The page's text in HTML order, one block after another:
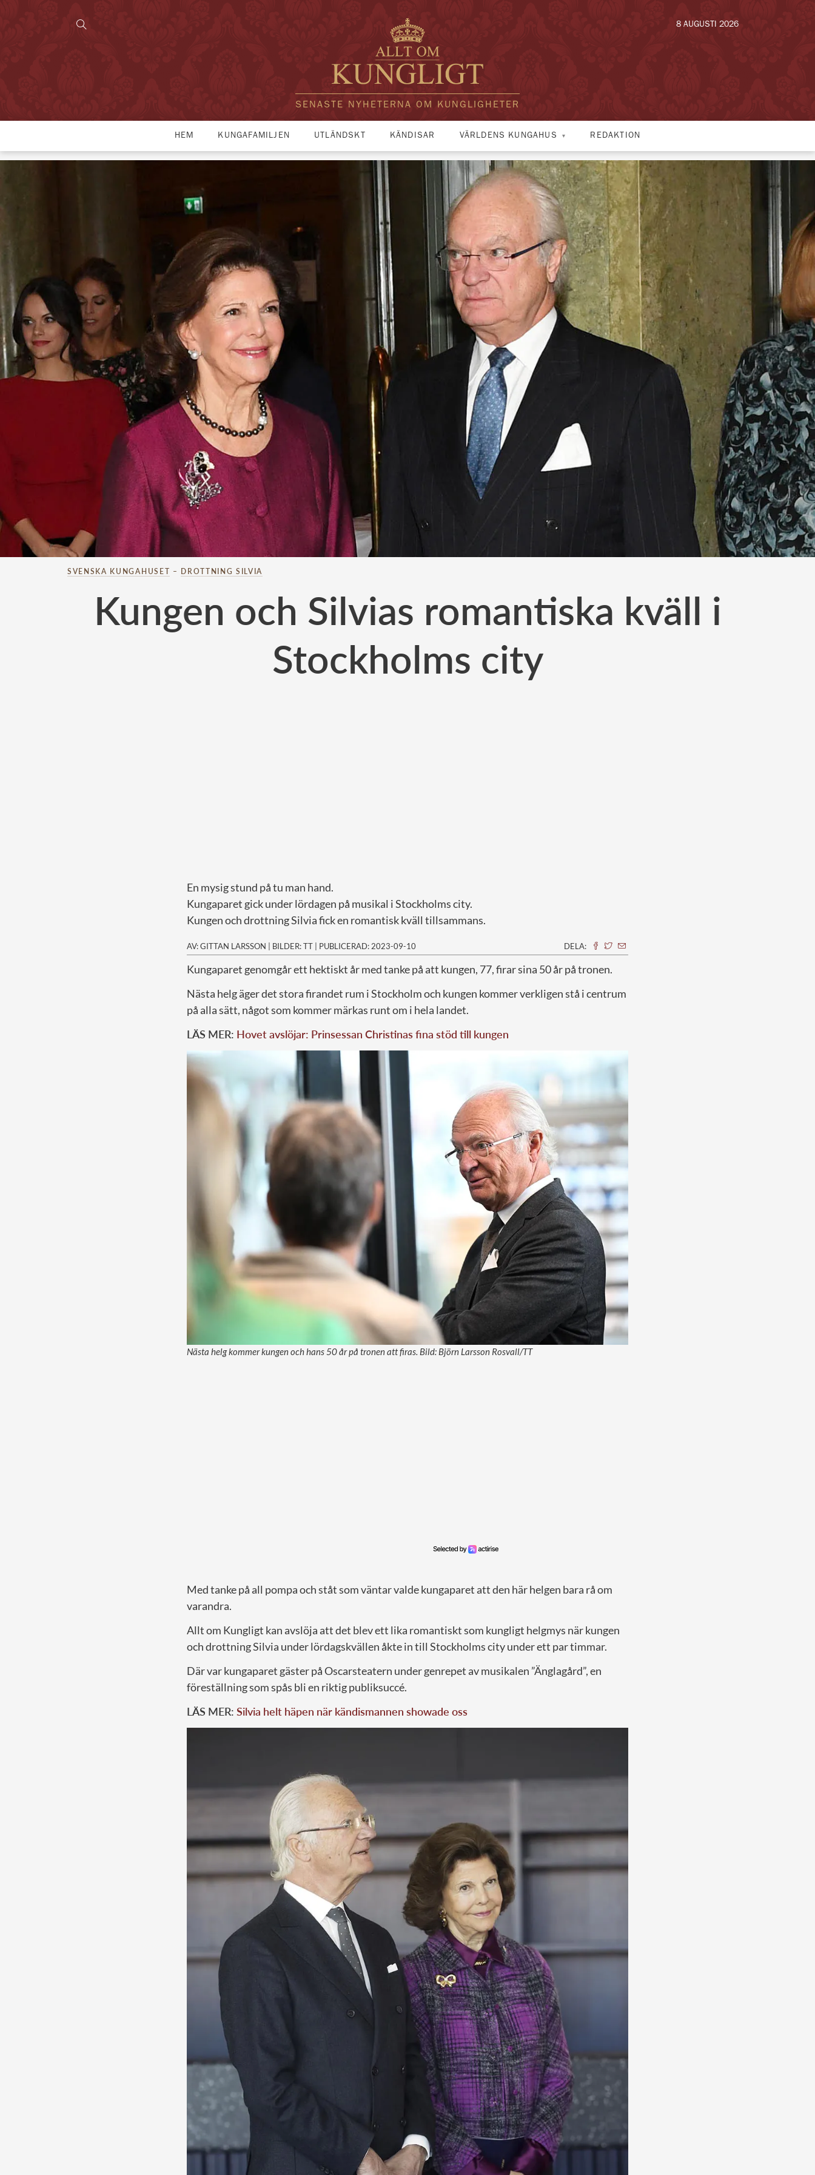
SENASTE NYHETERNA OM KUNGLIGHETER
8 AUGUSTI 2026
HEM KUNGAFAMILJEN UTLÄNDSKT KÄNDISAR VÄRLDENS KUNGAHUS REDAKTION
SVENSKA KUNGAHUSET – DROTTNING SILVIA
Kungen och Silvias romantiska kväll i
Stockholms city
En mysig stund på tu man hand.
Kungaparet gick under lördagen på musikal i Stockholms city.
Kungen och drottning Silvia fick en romantisk kväll tillsammans.
AV: GITTAN LARSSON | BILDER: TT | PUBLICERAD: 2023-09-10 DELA:
Kungaparet genomgår ett hektiskt år med tanke på att kungen, 77, firar sina 50 år på tronen.
Nästa helg äger det stora firandet rum i Stockholm och kungen kommer verkligen stå i centrum
på alla sätt, något som kommer märkas runt om i hela landet.
LÄS MER: Hovet avslöjar: Prinsessan Christinas fina stöd till kungen
Nästa helg kommer kungen och hans 50 år på tronen att firas. Bild: Björn Larsson Rosvall/TT
Med tanke på all pompa och ståt som väntar valde kungaparet att den här helgen bara rå om
varandra.
Allt om Kungligt kan avslöja att det blev ett lika romantiskt som kungligt helgmys när kungen
och drottning Silvia under lördagskvällen åkte in till Stockholms city under ett par timmar.
Där var kungaparet gäster på Oscarsteatern under genrepet av musikalen ”Änglagård”, en
föreställning som spås bli en riktig publiksuccé.
LÄS MER: Silvia helt häpen när kändismannen showade oss